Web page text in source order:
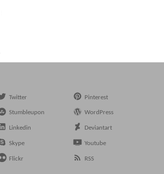
Twitter Pinterest
Stumbleupon WordPress
Linkedin Deviantart
Skype Youtube
Flickr RSS